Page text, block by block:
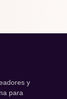
y
para